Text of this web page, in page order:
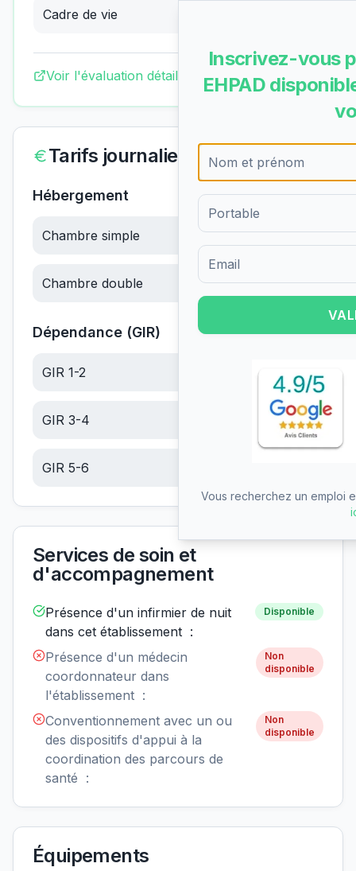
Cadre de vie
Voir l'évaluation détaillée complète
Tarifs journaliers
Hébergement
Chambre simple 64.17€/jour
Chambre double 58.33€/jour
Dépendance (GIR)
GIR 1-2 22.78 €/jour
GIR 3-4 14.46€/jour
GIR 5-6
Services de soin et
d'accompagnement
Présence d'un infirmier de nuit
dans cet établissement :
Disponible
Présence d'un médecin
coordonnateur dans
l'établissement :
Non
disponible
Conventionnement avec un ou
des dispositifs d'appui à la
coordination des parcours de
santé :
Non
disponible
Équipements
Inscrivez-vous
EHPAD
Formulaire d'inscription pour
Vous recherchez un emploi